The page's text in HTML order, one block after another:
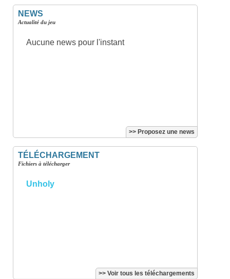
NEWS
Actualité du jeu
Aucune news pour l'instant
>> Proposez une news
TÉLÉCHARGEMENT
Fichiers à télécharger
Unholy
>> Voir tous les téléchargements